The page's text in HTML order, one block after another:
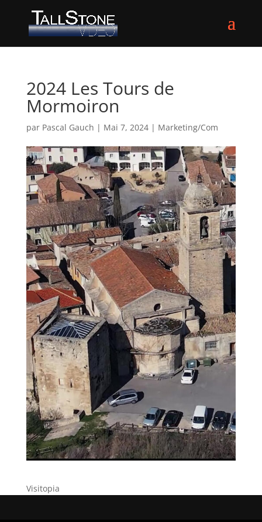
2024 Les Tours de
Mormoiron
par Pascal Gauch | Mai 7, 2024| Marketing/Com
Visitopia